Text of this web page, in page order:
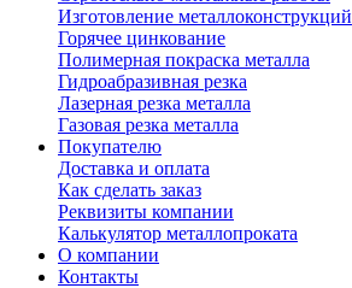
Изготовление металлоконструкций
Горячее цинкование
Полимерная покраска металла
Гидроабразивная резка
Лазерная резка металла
Газовая резка металла
Покупателю
Доставка и оплата
Как сделать заказ
Реквизиты компании
Калькулятор металлопроката
О компании
Контакты